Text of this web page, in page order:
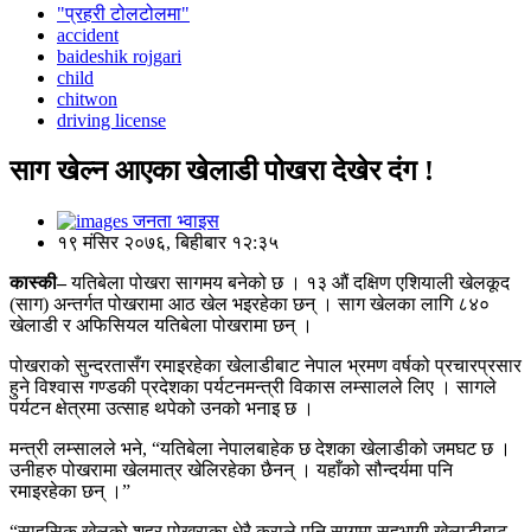
"प्रहरी टोलटोलमा"
accident
baideshik rojgari
child
chitwon
driving license
साग खेल्न आएका खेलाडी पोखरा देखेर दंग !
जनता भ्वाइस
१९ मंसिर २०७६, बिहीबार १२:३५
कास्की–यतिबेला पोखरा सागमय बनेको छ । १३ औं दक्षिण एशियाली खेलकूद
(साग) अन्तर्गत पोखरामा आठ खेल भइरहेका छन् । साग खेलका लागि ८४०
खेलाडी र अफिसियल यतिबेला पोखरामा छन् ।
पोखराको सुन्दरतासँग रमाइरहेका खेलाडीबाट नेपाल भ्रमण वर्षको प्रचारप्रसार
हुने विश्वास गण्डकी प्रदेशका पर्यटनमन्त्री विकास लम्सालले लिए । सागले
पर्यटन क्षेत्रमा उत्साह थपेको उनको भनाइ छ ।
मन्त्री लम्सालले भने, “यतिबेला नेपालबाहेक छ देशका खेलाडीको जमघट छ ।
उनीहरु पोखरामा खेलमात्र खेलिरहेका छैनन् । यहाँको सौन्दर्यमा पनि
रमाइरहेका छन् ।”